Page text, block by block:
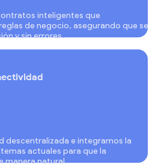
descentralizada e integramos la
actuales para que la
manera natural.
inteligentes que
de negocio, asegurando que se
y sin errores.